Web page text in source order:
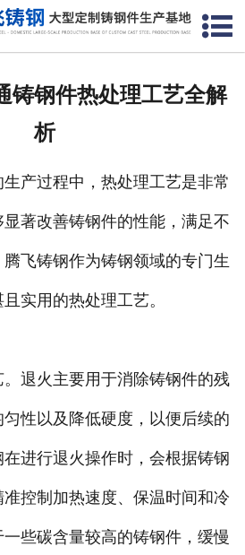
网站首页
生产能力
联系我们
铸钢件热处理工艺全解
析
生产过程中，热处理工艺是非常
著改善铸钢件的性能，满足不
飞铸钢作为铸钢领域的专门生
实用的热处理工艺。
火主要用于消除铸钢件的残
性以及降低硬度，以便后续的
进行退火操作时，会根据铸钢
控制加热速度、保温时间和冷
些碳含量较高的铸钢件，缓慢